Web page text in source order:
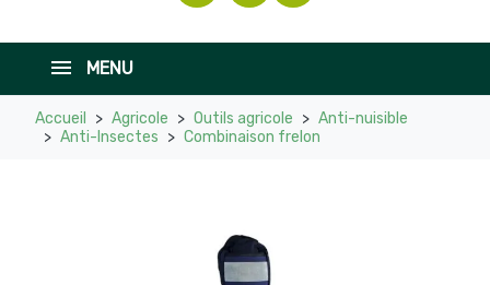
MENU
Accueil Agricole Outils agricole
Anti-nuisible
Anti-Insectes
Combinaison frelon